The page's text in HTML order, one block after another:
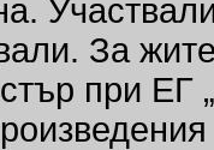
За
при ЕГ